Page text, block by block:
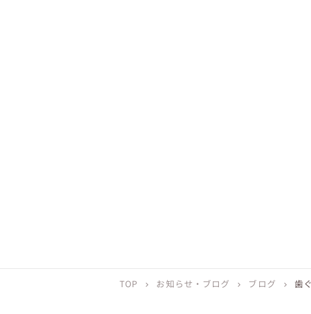
TOP chevron_right お知らせ・ブログ chevron_right ブログ chevron_right 歯